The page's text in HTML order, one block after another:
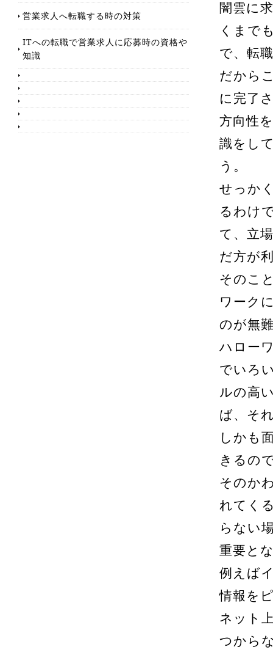
営業求人へ転職する時の対策
ITへの転職で営業求人に応募時の資格や
知識
闇雲に
くまで
で、転
だから
に完了
方向性
識をし
う。
せっか
るわけ
て、立
だ方が
そのこ
ワーク
のが無
ハロー
でいろ
ルの高
ば、そ
しかも
きるの
そのか
れてく
らない
重要と
例えば
情報を
ネット
つから